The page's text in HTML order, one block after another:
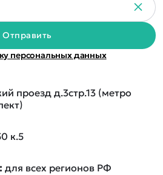
проезд д.3стр.13 (метро
к.5
для всех регионов РФ
Отправить
персональных данных